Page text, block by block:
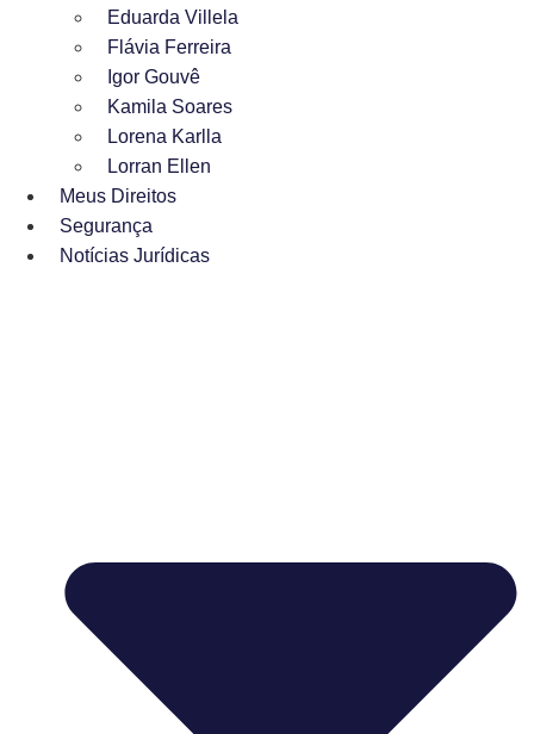
Eduarda Villela
Flávia Ferreira
Igor Gouvê
Kamila Soares
Lorena Karlla
Lorran Ellen
Meus Direitos
Segurança
Notícias Jurídicas